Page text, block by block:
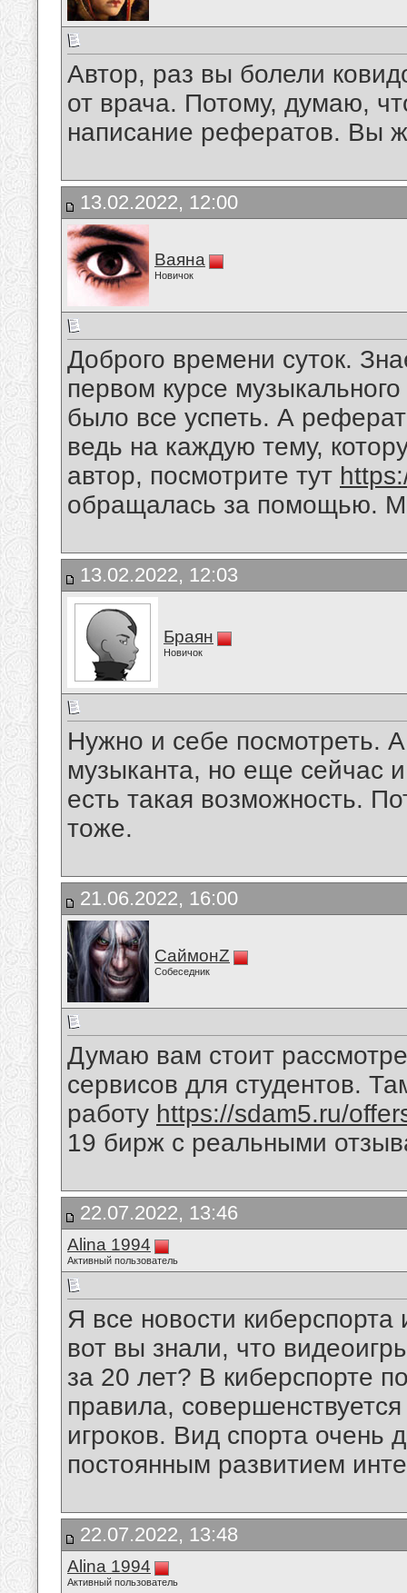
Автор, раз вы болели
от врача. Потому, думаю,
написание рефератов. Вы
13.02.2022, 12:00
Ваяна
Новичок
Доброго времени суток.
первом курсе
было все успеть. А
ведь на каждую тему,
автор, посмотрите тут
обращалась за помощью.
13.02.2022, 12:03
Браян
Новичок
Нужно и себе посмотреть.
музыканта, но еще сейчас
есть такая возможность.
тоже.
21.06.2022, 16:00
СаймонZ
Собеседник
Думаю вам стоит
сервисов для студентов.
работу https://sdam5.ru/
19 бирж с реальными
22.07.2022, 13:46
Alina 1994
Активный пользователь
Я все новости
вот вы знали, что
за 20 лет? В киберспорте
правила,
игроков. Вид спорта очень
постоянным развитием
22.07.2022, 13:48
Alina 1994
Активный пользователь